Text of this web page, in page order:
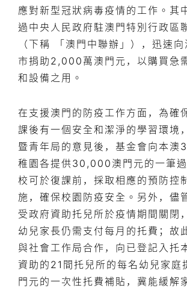
應對新型冠狀病毒疫情的工作。其
過中央人民政府駐澳門特別行政區
（下稱 「澳門中聯辦」），迅速
市捐助2,000萬澳門元，以購買急
和設備之用。
在支援澳門的防疫工作方面，為確
課後有一個安全和潔淨的學習環境
暨青年局的意見後，基金會向本澳
稚園各提供30,000澳門元的一筆
校可於復課前，採取相應的預防控
施，確保校園防疫安全。另外，儘
受政府資助托兒所於疫情期間關閉
幼兒家長仍需支付每月的托費；故
與社會工作局合作，向已登記入托
資助的21間托兒所的每名幼兒家
門元的一次性托費補貼，冀能緩解